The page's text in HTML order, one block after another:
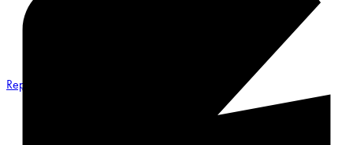
Reply on Twitter 2068548487491551658